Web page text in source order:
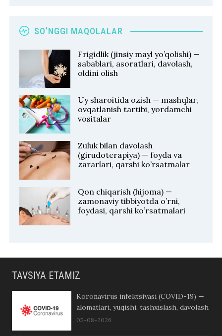
SO’NGGI MAQOLALAR
Frigidlik (jinsiy mayl yo’qolishi) —
sabablari, asoratlari, davolash,
oldini olish
Uy sharoitida ozish — mashqlar,
ovqatlanish tartibi, yordamchi
vositalar
Zuluk bilan davolash
(girudoterapiya) — foyda va
zararlari, qarshi ko’rsatmalar
Qon chiqarish (hijoma) —
zamonaviy tibbiyotda o’rni,
foydasi, qarshi ko’rsatmalari
TAVSIYA ETAMIZ
Koronavirus infektsiyasi (COVID-19) —
alomatlari, yuqishi, tashxislash, davolash
05-08-2026